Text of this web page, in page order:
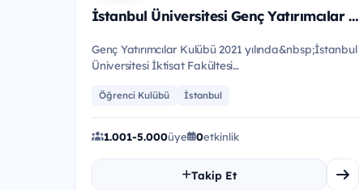
İstanbul Üniversitesi Genç Yatırımcılar Kulübü
Genç Yatırımcılar Kulübü 2021 yılında&nbsp;İstanbul
Üniversitesi İktisat Fakültesi
Öğrenci Kulübü İstanbul
1.001-5.000üye 0etkinlik
Takip Et